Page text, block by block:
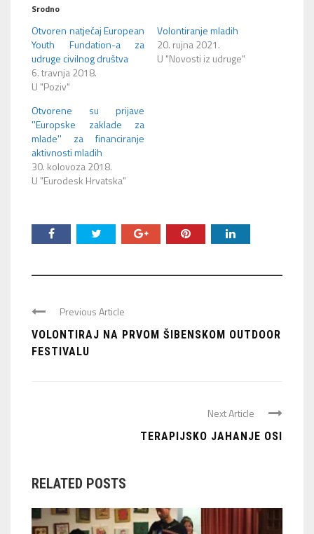
prozoru)
Srodno
Otvoren natječaj European
Youth Fundation-a za
udruge civilnog društva
6. travnja 2018.
U "Poziv"
Volontiranje mladih
20. rujna 2021.
U "Novosti iz udruge"
Otvorene su prijave
''Europske zaklade za
mlade'' za financiranje
aktivnosti mladih
30. kolovoza 2018.
U "Eurodesk Hrvatska"
Previous Article
VOLONTIRAJ NA PRVOM ŠIBENSKOM OUTDOOR
FESTIVALU
Next Article
TERAPIJSKO JAHANJE OSI
RELATED POSTS